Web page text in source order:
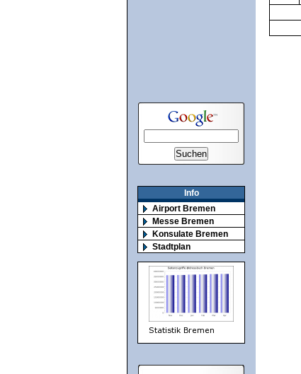
Info
Airport Bremen
Messe Bremen
Konsulate Bremen
Stadtplan